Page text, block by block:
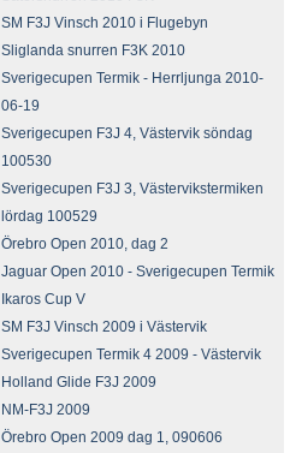
SM F3J Vinsch 2010 i Flugebyn
Sliglanda snurren F3K 2010
Sverigecupen Termik - Herrljunga 2010-
06-19
Sverigecupen F3J 4, Västervik söndag
100530
Sverigecupen F3J 3, Västervikstermiken
lördag 100529
Örebro Open 2010, dag 2
Jaguar Open 2010 - Sverigecupen Termik
Ikaros Cup V
SM F3J Vinsch 2009 i Västervik
Sverigecupen Termik 4 2009 - Västervik
Holland Glide F3J 2009
NM-F3J 2009
Örebro Open 2009 dag 1, 090606